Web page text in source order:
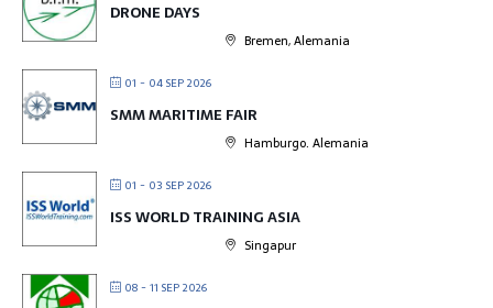
DRONE DAYS
Bremen, Alemania
01 - 04 SEP 2026
SMM MARITIME FAIR
Hamburgo. Alemania
01 - 03 SEP 2026
ISS WORLD TRAINING ASIA
Singapur
08 - 11 SEP 2026